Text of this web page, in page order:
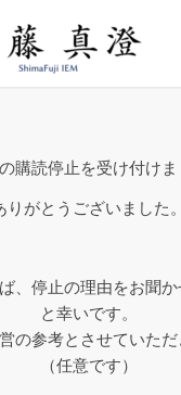
購読停止を受け付けま
りがとうございました。
、停止の理由をお聞
と幸いです。
の参考とさせていただ
（任意です）